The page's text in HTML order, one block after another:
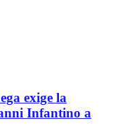
exige la
Infantino a